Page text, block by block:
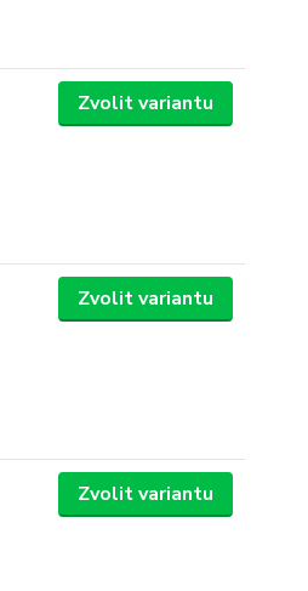
Zvolit variantu
Zvolit variantu
Zvolit variantu